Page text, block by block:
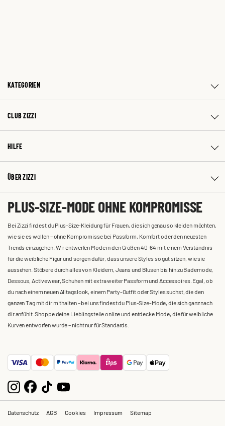
KATEGORIEN
CLUB ZIZZI
HILFE
ÜBER ZIZZI
PLUS-SIZE-MODE OHNE KOMPROMISSE
Bei Zizzi findest du Plus-Size-Kleidung für Frauen, die sich genau so kleiden möchten,
wie sie es wollen – ohne Kompromisse bei Passform, Komfort oder den neuesten
Trends einzugehen. Wir entwerfen Mode in den Größen 40-64 mit einem Verständnis
für die weibliche Figur und sorgen dafür, dass unsere Styles so gut sitzen, wie sie
aussehen. Stöbere durch alles von Kleidern, Jeans und Blusen bis hin zu Bademode,
Dessous, Activewear, Schuhen mit extra weiter Passform und Accessoires. Egal, ob
du nach einem neuen Alltagslook, einem Party-Outfit oder Styles suchst, die den
ganzen Tag mit dir mithalten – bei uns findest du Plus-Size-Mode, die sich ganz nach
dir anfühlt. Shoppe deine Lieblingsteile online und entdecke Mode, die für weibliche
Kurven entworfen wurde – nicht nur für Standards.
Datenschutz AGB Cookies Impressum Sitemap